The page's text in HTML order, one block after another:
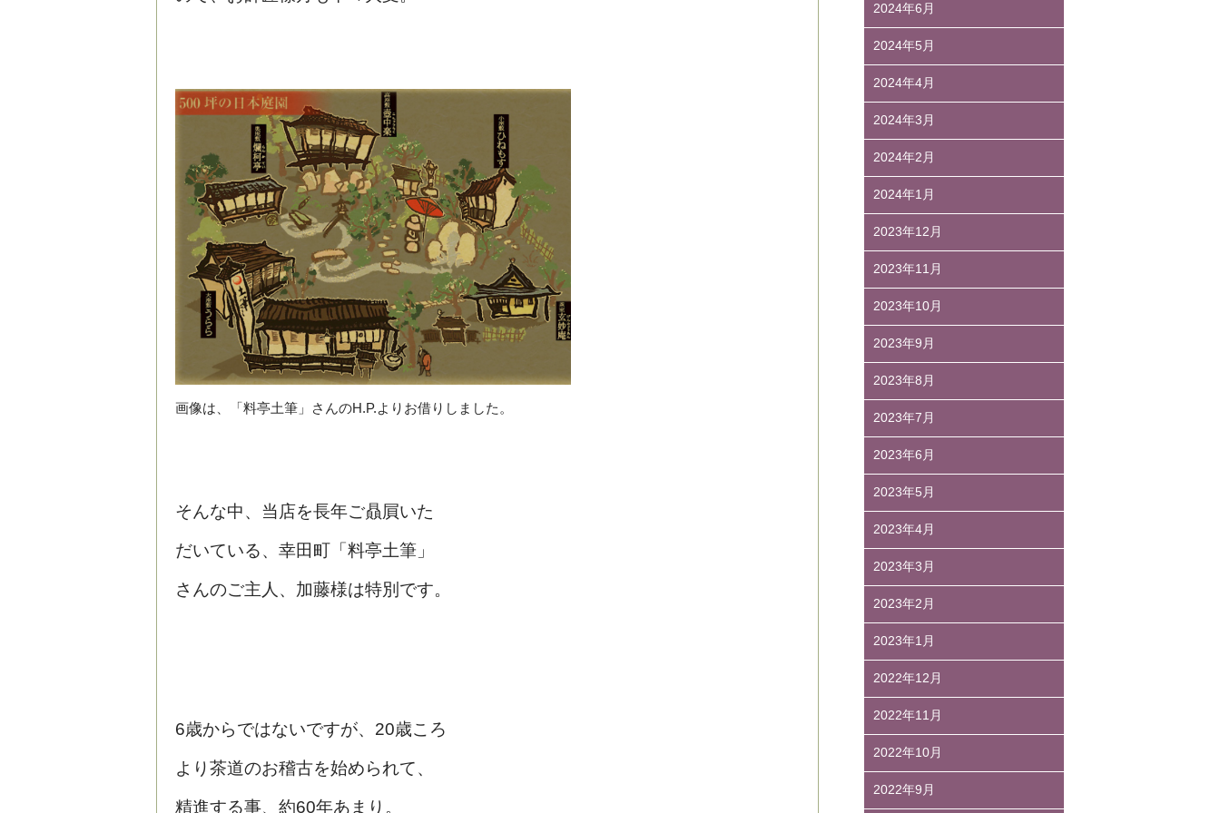
画像は、「料亭土筆」さんのH.P.よりお借りしました。
そんな中、当店を長年ご贔屓いた
だいている、幸田町「料亭土筆」
さんのご主人、加藤様は特別です。
6歳からではないですが、20歳ころ
より茶道のお稽古を始められて、
精進する事、約60年あまり。
2024年6月
2024年5月
2024年4月
2024年3月
2024年2月
2024年1月
2023年12月
2023年11月
2023年10月
2023年9月
2023年8月
2023年7月
2023年6月
2023年5月
2023年4月
2023年3月
2023年2月
2023年1月
2022年12月
2022年11月
2022年10月
2022年9月